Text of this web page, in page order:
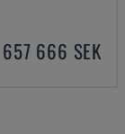
657 666 SEK